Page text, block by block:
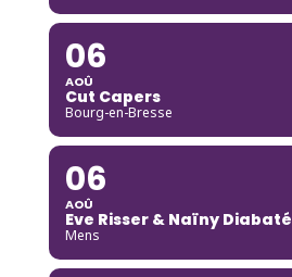
06
AOÛ
Cut Capers
Bourg-en-Bresse
06
AOÛ
Eve Risser & Naïny Diabaté
Mens